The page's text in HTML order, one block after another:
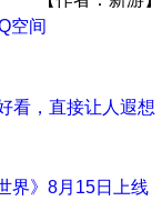
空间
看，直接让人遐想
界》8月15日上线